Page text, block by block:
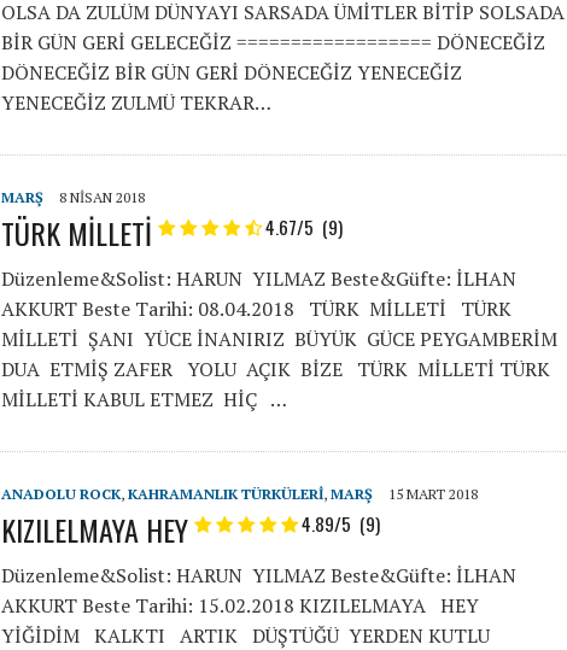
OLSA DA ZULÜM DÜNYAYI SARSADA ÜMİTLER BİTİP SOLSADA
BİR GÜN GERİ GELECEĞİZ ================== DÖNECEĞİZ
DÖNECEĞİZ BİR GÜN GERİ DÖNECEĞİZ YENECEĞİZ
YENECEĞİZ ZULMÜ TEKRAR…
MARŞ 8 NISAN 2018
TÜRK MİLLETİ 4.67/5 (9)
Düzenleme&Solist: HARUN YILMAZ Beste&Güfte: İLHAN
AKKURT Beste Tarihi: 08.04.2018 TÜRK MİLLETİ TÜRK
MİLLETİ ŞANI YÜCE İNANIRIZ BÜYÜK GÜCE PEYGAMBERİM
DUA ETMİŞ ZAFER YOLU AÇIK BİZE TÜRK MİLLETİ TÜRK
MİLLETİ KABUL ETMEZ HİÇ …
ANADOLU ROCK, KAHRAMANLIK TÜRKÜLERI, MARŞ 15 MART 2018
KIZILELMAYA HEY 4.89/5 (9)
Düzenleme&Solist: HARUN YILMAZ Beste&Güfte: İLHAN
AKKURT Beste Tarihi: 15.02.2018 KIZILELMAYA HEY
YİĞİDİM KALKTI ARTIK DÜŞTÜĞÜ YERDEN KUTLU